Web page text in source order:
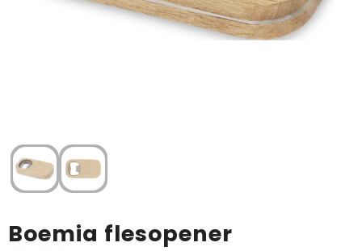
Verzorging & welness
Wijn, bier en proeverij
Zomerpakketten
Boemia flesopener